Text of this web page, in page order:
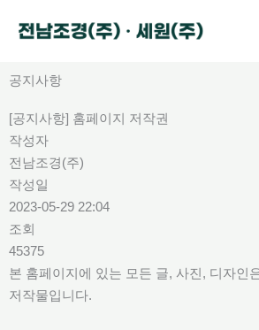
로
뛰
기
공지사항
[공지사항] 홈페이지 저작권
작성자
전남조경(주)
작성일
2023-05-29 22:04
조회
45375
본 홈페이지에 있는 모든 글, 사진, 디자인
저작물입니다.